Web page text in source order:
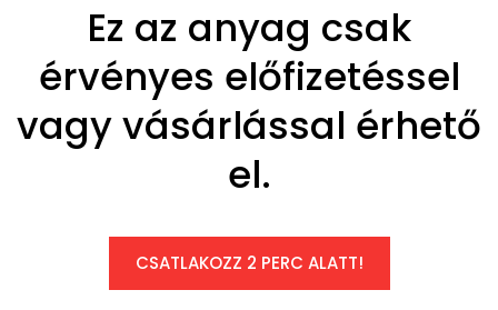
Ez az anyag csak
érvényes előfizetéssel
vagy vásárlással érhető
el.
CSATLAKOZZ 2 PERC ALATT!